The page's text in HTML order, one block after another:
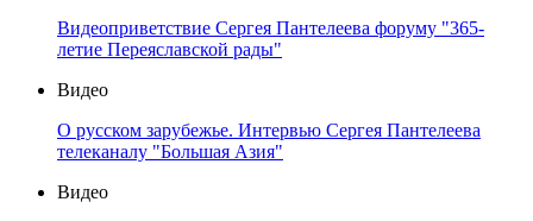
Видеоприветствие Сергея Пантелеева форуму "365-
летие Переяславской рады"
Видео
О русском зарубежье. Интервью Сергея Пантелеева
телеканалу "Большая Азия"
Видео